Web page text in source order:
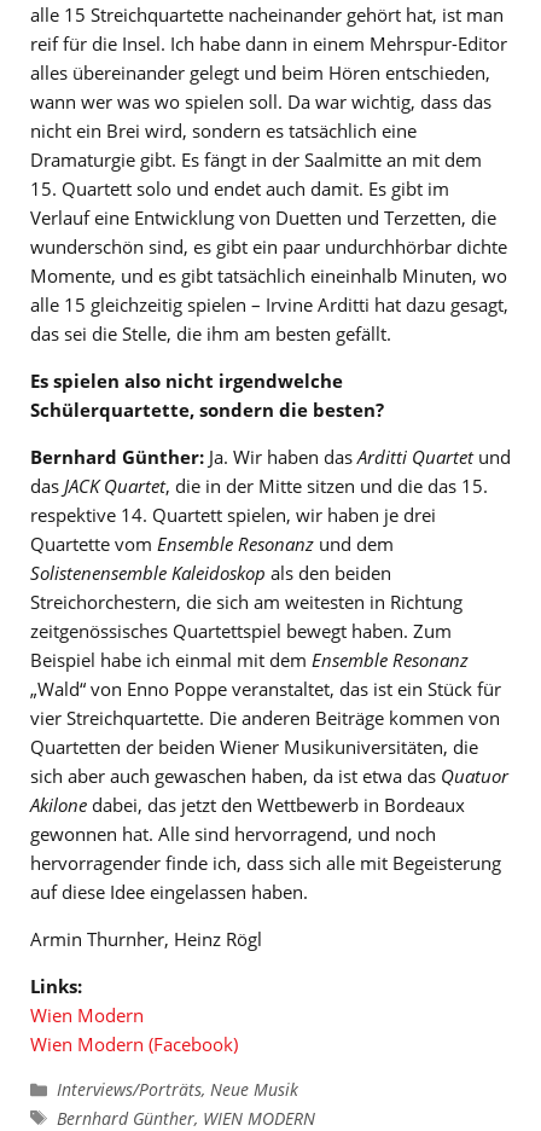
alle 15 Streichquartette nacheinander gehört hat, ist man
reif für die Insel. Ich habe dann in einem Mehrspur-Editor
alles übereinander gelegt und beim Hören entschieden,
wann wer was wo spielen soll. Da war wichtig, dass das
nicht ein Brei wird, sondern es tatsächlich eine
Dramaturgie gibt. Es fängt in der Saalmitte an mit dem
15. Quartett solo und endet auch damit. Es gibt im
Verlauf eine Entwicklung von Duetten und Terzetten, die
wunderschön sind, es gibt ein paar undurchhörbar dichte
Momente, und es gibt tatsächlich eineinhalb Minuten, wo
alle 15 gleichzeitig spielen – Irvine Arditti hat dazu gesagt,
das sei die Stelle, die ihm am besten gefällt.
Es spielen also nicht irgendwelche
Schülerquartette, sondern die besten?
Bernhard Günther: Ja. Wir haben das Arditti Quartetund
das JACK Quartet, die in der Mitte sitzen und die das 15.
respektive 14. Quartett spielen, wir haben je drei
Quartette vom Ensemble Resonanz und dem
Solistenensemble Kaleidoskop als den beiden
Streichorchestern, die sich am weitesten in Richtung
zeitgenössisches Quartettspiel bewegt haben. Zum
Beispiel habe ich einmal mit dem Ensemble Resonanz
„Wald“ von Enno Poppe veranstaltet, das ist ein Stück für
vier Streichquartette. Die anderen Beiträge kommen von
Quartetten der beiden Wiener Musikuniversitäten, die
sich aber auch gewaschen haben, da ist etwa das Quatuor
Akilone dabei, das jetzt den Wettbewerb in Bordeaux
gewonnen hat. Alle sind hervorragend, und noch
hervorragender finde ich, dass sich alle mit Begeisterung
auf diese Idee eingelassen haben.
Armin Thurnher, Heinz Rögl
Links:
Wien Modern
Wien Modern (Facebook)
Kategorien
Interviews/Porträts,Neue Musik
Schlagwörter
Bernhard Günther, WIEN MODERN